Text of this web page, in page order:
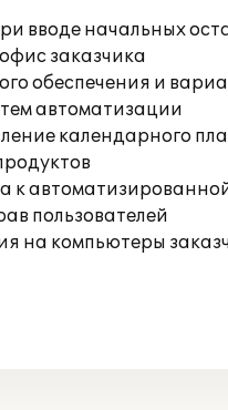
вводе начальных
заказчика
обеспечения и
автоматизации
календарного
к
пользователей
на компьютеры